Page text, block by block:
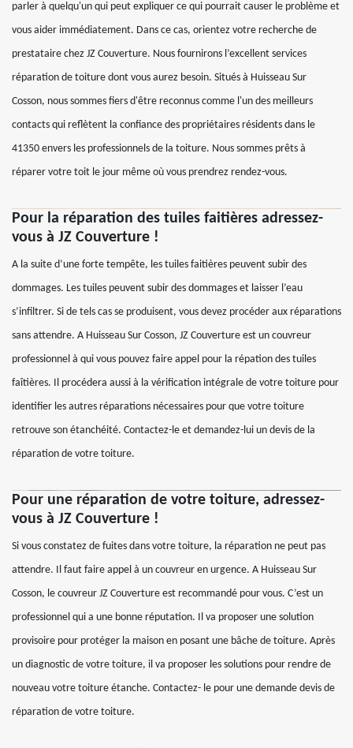
parler à quelqu'un qui peut expliquer ce qui pourrait causer le problème et
vous aider immédiatement. Dans ce cas, orientez votre recherche de
prestataire chez JZ Couverture. Nous fournirons l’excellent services
réparation de toiture dont vous aurez besoin. Situés à Huisseau Sur
Cosson, nous sommes fiers d'être reconnus comme l'un des meilleurs
contacts qui reflètent la confiance des propriétaires résidents dans le
41350 envers les professionnels de la toiture. Nous sommes prêts à
réparer votre toit le jour même où vous prendrez rendez-vous.
Pour la réparation des tuiles faitières adressez-
vous à JZ Couverture !
A la suite d’une forte tempête, les tuiles faitières peuvent subir des
dommages. Les tuiles peuvent subir des dommages et laisser l’eau
s’infiltrer. Si de tels cas se produisent, vous devez procéder aux réparations
sans attendre. A Huisseau Sur Cosson, JZ Couverture est un couvreur
professionnel à qui vous pouvez faire appel pour la répation des tuiles
faîtières. Il procédera aussi à la vérification intégrale de votre toiture pour
identifier les autres réparations nécessaires pour que votre toiture
retrouve son étanchéité. Contactez-le et demandez-lui un devis de la
réparation de votre toiture.
Pour une réparation de votre toiture, adressez-
vous à JZ Couverture !
Si vous constatez de fuites dans votre toiture, la réparation ne peut pas
attendre. Il faut faire appel à un couvreur en urgence. A Huisseau Sur
Cosson, le couvreur JZ Couverture est recommandé pour vous. C’est un
professionnel qui a une bonne réputation. Il va proposer une solution
provisoire pour protéger la maison en posant une bâche de toiture. Après
un diagnostic de votre toiture, il va proposer les solutions pour rendre de
nouveau votre toiture étanche. Contactez- le pour une demande devis de
réparation de votre toiture.